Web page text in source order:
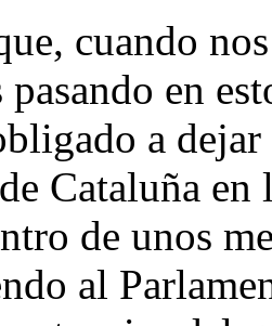
cuando
pasando en
a
Cataluña en
de unos
al